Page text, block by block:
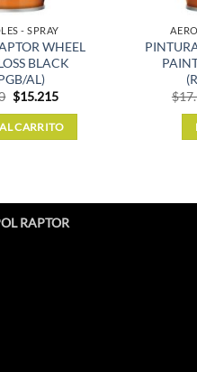
- SPRAY
WHEEL
BLACK
AL)
El
precio
original
era:
$15.215El
actual
es:
CARRITO
$
RAPTOR